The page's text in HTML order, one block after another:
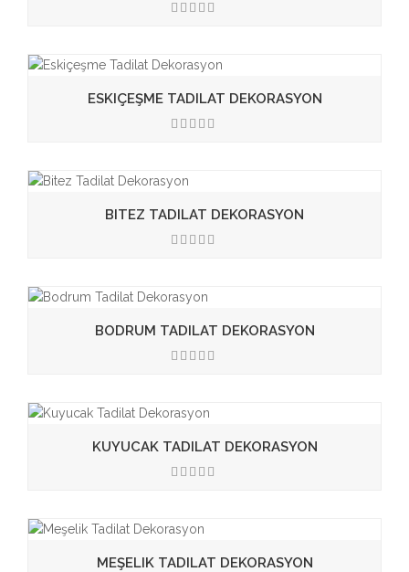
ESKIÇEŞME TADILAT DEKORASYON
BITEZ TADILAT DEKORASYON
BODRUM TADILAT DEKORASYON
KUYUCAK TADILAT DEKORASYON
MEŞELIK TADILAT DEKORASYON